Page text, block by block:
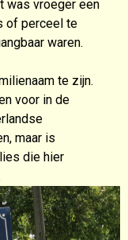
was vroeger een
of perceel te
waren.
te zijn.
voor in de
maar is
die hier